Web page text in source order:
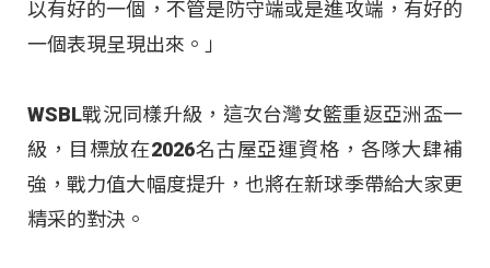
以有好的一個，不管是防守端或是進攻端，有好的
一個表現呈現出來。」​
WSBL戰況同樣升級，這次台灣女籃重返亞洲盃一
級，目標放在2026名古屋亞運資格，各隊大肆補
強，戰力值大幅度提升，也將在新球季帶給大家更
精采的對決。​